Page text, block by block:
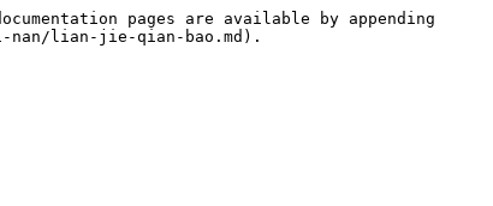
pages are available by appending
nan/lian-jie-qian-bao.md).